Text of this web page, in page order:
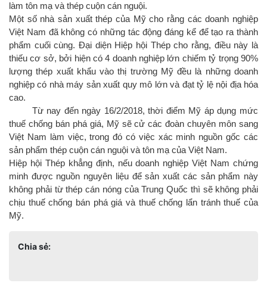
làm tôn mạ và thép cuộn cán nguội.
Một số nhà sản xuất thép của Mỹ cho rằng các doanh nghiệp
Việt Nam đã không có những tác động đáng kể để tạo ra thành
phẩm cuối cùng. Đại diện Hiệp hội Thép cho rằng, điều này là
thiếu cơ sở, bởi hiện có 4 doanh nghiệp lớn chiếm tỷ trọng 90%
lượng thép xuất khẩu vào thị trường Mỹ đều là những doanh
nghiệp có nhà máy sản xuất quy mô lớn và đạt tỷ lệ nội địa hóa
cao.
Từ nay đến ngày 16/2/2018, thời điểm Mỹ áp dụng mức
thuế chống bán phá giá, Mỹ sẽ cử các đoàn chuyên môn sang
Việt Nam làm việc, trong đó có việc xác minh nguồn gốc các
sản phẩm thép cuộn cán nguội và tôn mạ của Việt Nam.
Hiệp hội Thép khẳng định, nếu doanh nghiệp Việt Nam chứng
minh được nguồn nguyên liệu để sản xuất các sản phẩm này
không phải từ thép cán nóng của Trung Quốc thì sẽ không phải
chịu thuế chống bán phá giá và thuế chống lẩn tránh thuế của
Mỹ.
Chia sẻ: